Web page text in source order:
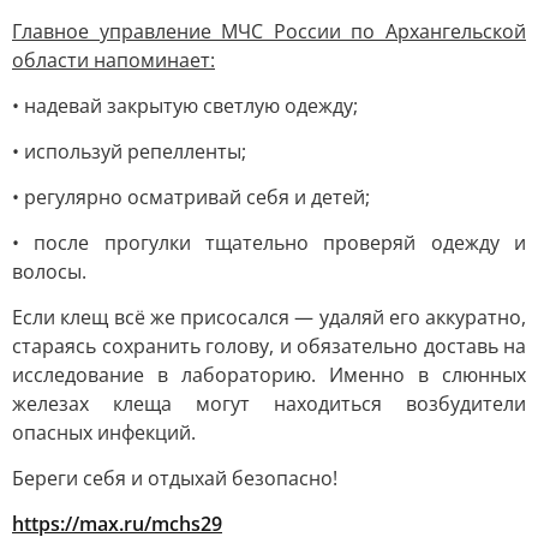
Главное управление МЧС России по Архангельской
области напоминает:
• надевай закрытую светлую одежду;
• используй репелленты;
• регулярно осматривай себя и детей;
• после прогулки тщательно проверяй одежду и
волосы.
Если клещ всё же присосался — удаляй его аккуратно,
стараясь сохранить голову, и обязательно доставь на
исследование в лабораторию. Именно в слюнных
железах клеща могут находиться возбудители
опасных инфекций.
Береги себя и отдыхай безопасно!
https://max.ru/mchs29